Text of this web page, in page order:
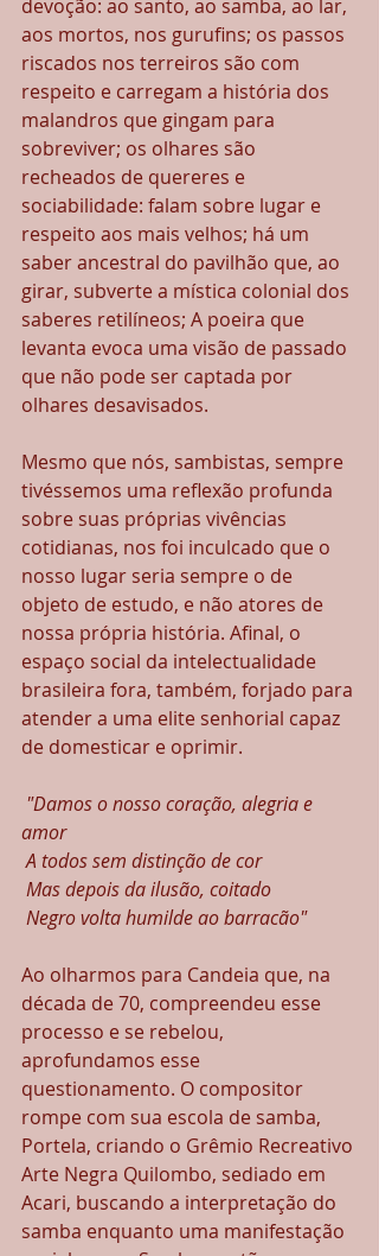
devoção: ao santo, ao samba, ao lar,
aos mortos, nos gurufins; os passos
riscados nos terreiros são com
respeito e carregam a história dos
malandros que gingam para
sobreviver; os olhares são
recheados de quereres e
sociabilidade: falam sobre lugar e
respeito aos mais velhos; há um
saber ancestral do pavilhão que, ao
girar, subverte a mística colonial dos
saberes retilíneos; A poeira que
levanta evoca uma visão de passado
que não pode ser captada por
olhares desavisados.
Mesmo que nós, sambistas, sempre
tivéssemos uma reflexão profunda
sobre suas próprias vivências
cotidianas, nos foi inculcado que o
nosso lugar seria sempre o de
objeto de estudo, e não atores de
nossa própria história. Afinal, o
espaço social da intelectualidade
brasileira fora, também, forjado para
atender a uma elite senhorial capaz
de domesticar e oprimir.
"Damos o nosso coração, alegria e
amor
A todos sem distinção de cor
Mas depois da ilusão, coitado
Negro volta humilde ao barracão"
Ao olharmos para Candeia que, na
década de 70, compreendeu esse
processo e se rebelou,
aprofundamos esse
questionamento. O compositor
rompe com sua escola de samba,
Portela, criando o Grêmio Recreativo
Arte Negra Quilombo, sediado em
Acari, buscando a interpretação do
samba enquanto uma manifestação